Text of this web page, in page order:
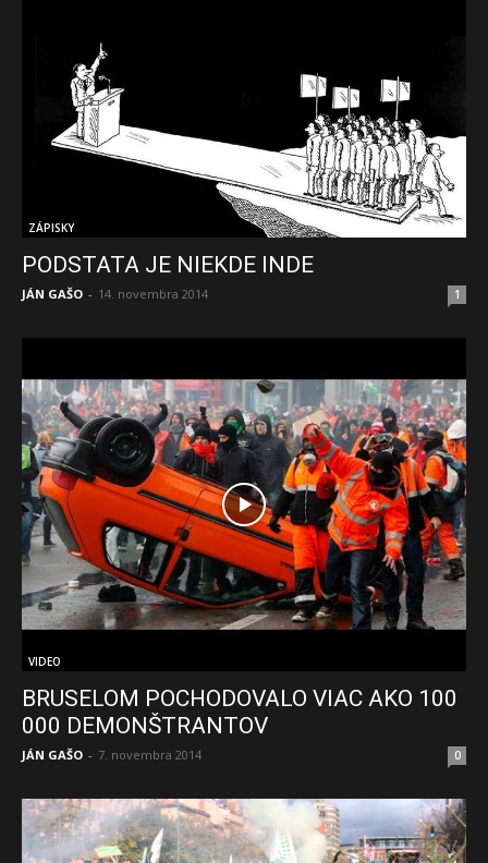
ZÁPISKY
PODSTATA JE NIEKDE INDE
JÁN GAŠO - 14. novembra 2014 1
VIDEO
BRUSELOM POCHODOVALO VIAC AKO 100
000 DEMONŠTRANTOV
JÁN GAŠO - 7. novembra 2014 0